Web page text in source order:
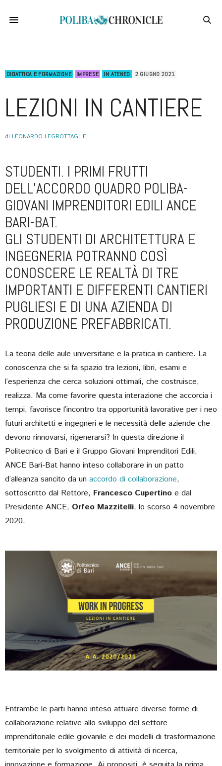
DIDATTICA E FORMAZIONE IMPRESE IN ATENEO 2 GIUGNO 2021
LEZIONI IN CANTIERE
di LEONARDO LEGROTTAGLIE
STUDENTI. I PRIMI FRUTTI
DELL’ACCORDO QUADRO POLIBA-
GIOVANI IMPRENDITORI EDILI ANCE
BARI-BAT.
GLI STUDENTI DI ARCHITETTURA E
INGEGNERIA POTRANNO COSÌ
CONOSCERE LE REALTÀ DI TRE
IMPORTANTI E DIFFERENTI CANTIERI
PUGLIESI E DI UNA AZIENDA DI
PRODUZIONE PREFABBRICATI.
La teoria delle aule universitarie e la pratica in cantiere. La
conoscenza che si fa spazio tra lezioni, libri, esami e
l’esperienza che cerca soluzioni ottimali, che costruisce,
realizza. Ma come favorire questa interazione che accorcia i
tempi, favorisce l’incontro tra opportunità lavorative per i neo
futuri architetti e ingegneri e le necessità delle aziende che
devono rinnovarsi, rigenerarsi? In questa direzione il
Politecnico di Bari e il Gruppo Giovani Imprenditori Edili,
ANCE Bari-Bat hanno inteso collaborare in un patto
d’alleanza sancito da un accordo di collaborazione,
sottoscritto dal Rettore, Francesco Cupertino e dal
Presidente ANCE, Orfeo Mazzitelli, lo scorso 4 novembre
2020.
Entrambe le parti hanno inteso attuare diverse forme di
collaborazione relative allo sviluppo del settore
imprenditoriale edile giovanile e dei modelli di trasformazione
territoriale per lo svolgimento di attività di ricerca,